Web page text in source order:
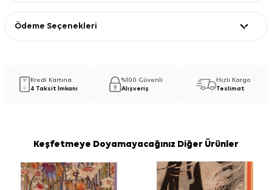
Ödeme Seçenekleri
Kredi Kartına
4 Taksit İmkanı
%100 Güvenli
Alışveriş
Hızlı Kargo
Teslimat
Keşfetmeye Doyamayacağınız Diğer Ürünler